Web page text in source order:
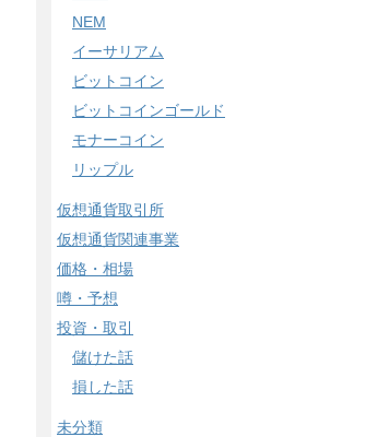
NEM
イーサリアム
ビットコイン
ビットコインゴールド
モナーコイン
リップル
仮想通貨取引所
仮想通貨関連事業
価格・相場
噂・予想
投資・取引
儲けた話
損した話
未分類